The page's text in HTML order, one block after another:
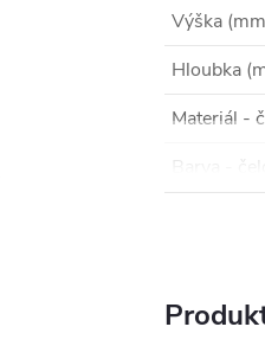
Výška
Hloubka
Materiál -